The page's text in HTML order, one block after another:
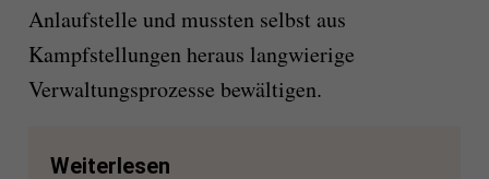
Anlaufstelle und mussten selbst aus
Kampfstellungen heraus langwierige
Verwaltungsprozesse bewältigen.
Weiterlesen